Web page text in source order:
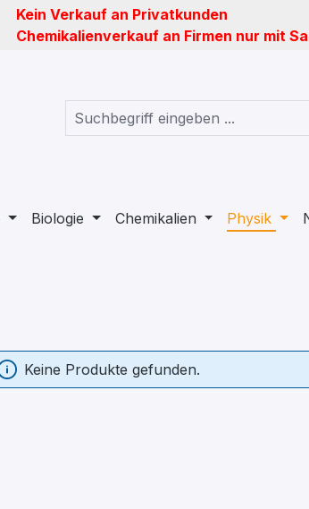
Kein Verkauf an Privatkunden
Chemikalienverkauf an Firmen nur mit
Biologie Chemikalien Physik
Keine Produkte gefunden.